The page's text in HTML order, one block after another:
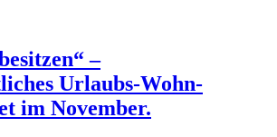
–
Urlaubs-Wohn-
im November.